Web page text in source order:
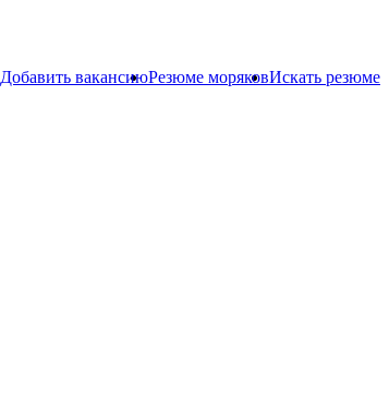
Искать резюме
Резюме моряков
Добавить вакансию